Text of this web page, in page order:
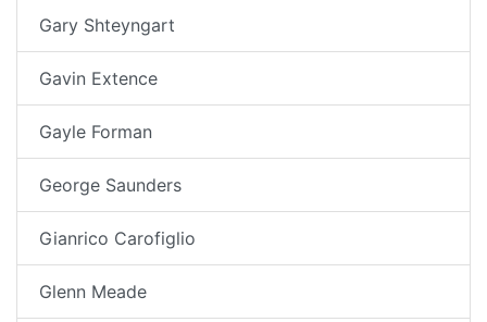
Gary Shteyngart
Gavin Extence
Gayle Forman
George Saunders
Gianrico Carofiglio
Glenn Meade